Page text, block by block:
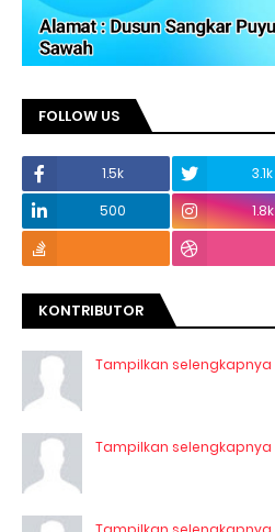
FOLLOW US
1.5k 3.1k
500
1.8k
KONTRIBUTOR
Tampilkan selengkapnya
Tampilkan selengkapnya